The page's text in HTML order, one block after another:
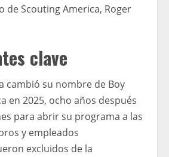
de Scouting America, Roger
clave
cambió su nombre de Boy
en 2025, ocho años después
para abrir su programa a las
y empleados
excluidos de la